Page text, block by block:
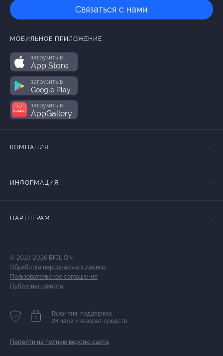
Связаться с нами
МОБИЛЬНОЕ ПРИЛОЖЕНИЕ
загрузить в
App Store
загрузить в
Google Play
загрузить в
AppGallery
КОМПАНИЯ
ИНФОРМАЦИЯ
ПАРТНЕРАМ
© 2010-2026 BIGLION
Обработка персональных данных
Пользовательское соглашение
Публичная оферта
Гарантия, поддержка
24 часа и возврат средств
Перейти на полную версию сайта